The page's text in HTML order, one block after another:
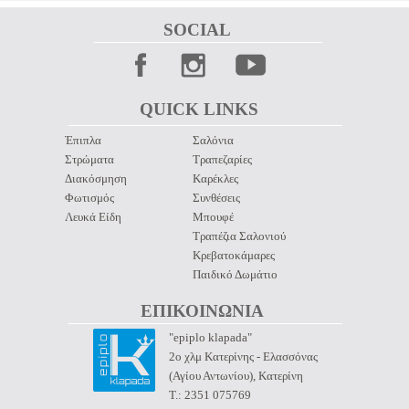
QUICK LINKS
ΕΠΙΚΟΙΝΩΝΙΑ
SOCIAL
Έπιπλα
Στρώματα
Διακόσμηση
Φωτισμός
Λευκά Είδη
Σαλόνια
Τραπεζαρίες
Καρέκλες
Συνθέσεις
Μπουφέ
Τραπέζια Σαλονιού
Κρεβατοκάμαρες
Παιδικό Δωμάτιο
"epiplo klapada"
2ο χλμ Κατερίνης - Ελασσόνας
(Αγίου Αντωνίου), Κατερίνη
Τ.: 2351 075769